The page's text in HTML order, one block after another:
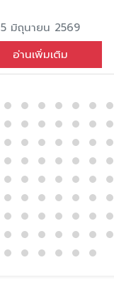
5 มิถุนายน 2569
อ่านเพิ่มเติม